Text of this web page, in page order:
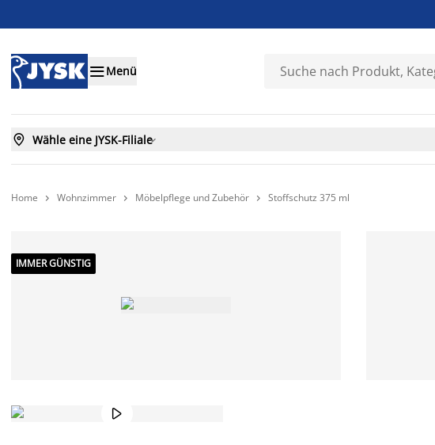
Menü
 Wähle eine JYSK-Filiale
Home  Wohnzimmer  Möbelpflege und Zubehör  Stoffschutz 375 ml
IMMER GÜNSTIG
